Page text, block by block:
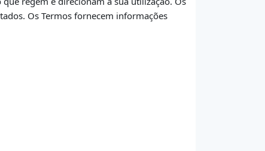
Os Termos fornecem informações